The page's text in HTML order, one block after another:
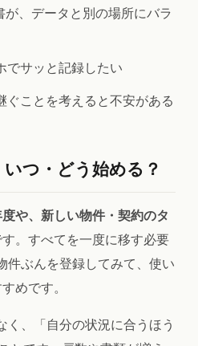
が、データと別の場所にバラ
でサッと記録したい
ぐことを考えると不安がある
つ・どう始める？
や、新しい物件・契約のタ
。すべてを一度に移す必要
件ぶんを登録してみて、使い
めです。
く、「自分の状況に合うほう